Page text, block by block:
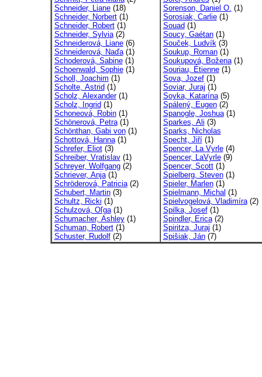
Schneider, Liane(18)
Schneider, Norbert(1)
Schneider, Robert(1)
Schneider, Sylvia(2)
Schneiderová, Liane(6)
Schneiderová, Naďa(1)
Schoderová, Sabine(1)
Schoenwald, Sophie(1)
Scholl, Joachim (1)
Scholte, Astrid (1)
Scholz, Alexander(1)
Scholz, Ingrid (1)
Schoneová, Robin(1)
Schönerová, Petra(1)
Schönthan, Gabi von(1)
Schottová, Hanna(1)
Schrefer, Eliot(3)
Schreiber, Vratislav(1)
Schreyer, Wolfgang(2)
Schriever, Anja(1)
Schröderová, Patricia(2)
Schubert, Martin(3)
Schultz, Ricki (1)
Schulzová, Oľga(1)
Schumacher, Ashley(1)
Schuman, Robert(1)
Schuster, Rudolf(2)
Sorenson, Daniel O. (1)
Sorosiak, Carlie(1)
Souad (1)
Soucy, Gaétan(1)
Souček, Ludvík(3)
Soukup, Roman(1)
Soukupová, Božena(1)
Souriau, Étienne(1)
Sova, Jozef(1)
Soviar, Juraj (1)
Soyka, Katarína(5)
Spálený, Eugen(2)
Spanogle, Joshua(1)
Sparkes, Ali (3)
Sparks, Nicholas
Specht, Jiří(1)
Spencer, La Vyrle(4)
Spencer, LaVyrle(9)
Spencer, Scott(1)
Spielberg, Steven(1)
Spieler, Marlen(1)
Spielmann, Michal (1)
Spielvogelová, Vladimíra(2)
Spilka, Josef(1)
Spindler, Erica(2)
Spiritza, Juraj (1)
Spišiak, Ján(7)